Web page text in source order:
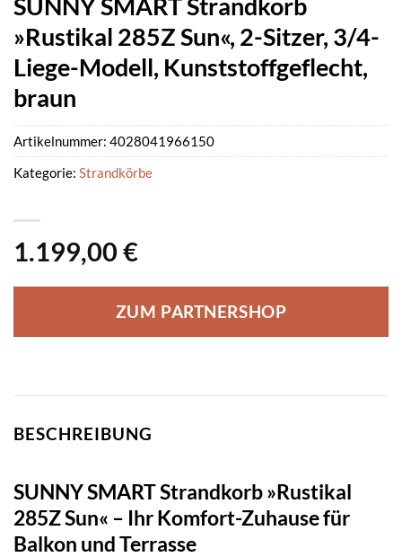
»Rustikal 285Z Sun«, 2-Sitzer, 3/4-
Liege-Modell, Kunststoffgeflecht,
braun
1.199,00 €
ZUM PARTNERSHOP
Artikelnummer: 4028041966150
Kategorie: Strandkörbe
BESCHREIBUNG
SUNNY SMART Strandkorb »Rustikal
285Z Sun« – Ihr Komfort-Zuhause für
Balkon und Terrasse